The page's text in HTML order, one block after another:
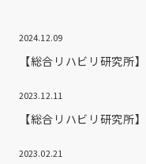
2024.12.09
【総合リハビリ研究所
2023.12.11
【総合リハビリ研究所
2023.02.21